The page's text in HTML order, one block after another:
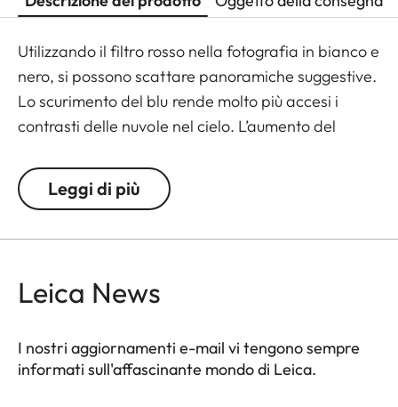
Utilizzando il filtro rosso nella fotografia in bianco e
nero, si possono scattare panoramiche suggestive.
Lo scurimento del blu rende molto più accesi i
contrasti delle nuvole nel cielo. L’aumento del
paesaggi particolarmente vividi. Il filtro rosso è
perfetto anche per la fotografia ritrattistica,
Leggi di più
Leica News
I nostri aggiornamenti e-mail vi tengono sempre
informati sull'affascinante mondo di Leica.